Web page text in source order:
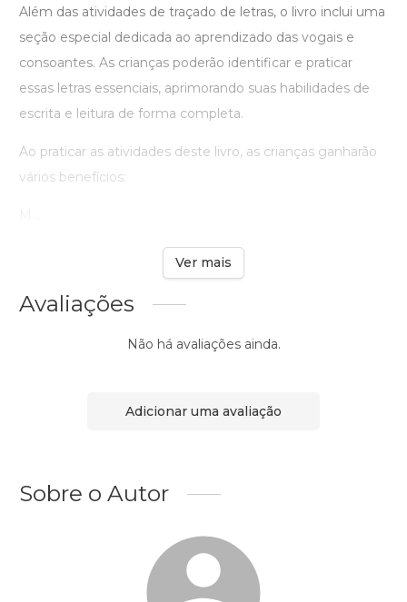
Além das atividades de traçado de letras, o livro inclui uma
seção especial dedicada ao aprendizado das vogais e
consoantes. As crianças poderão identificar e praticar
essas letras essenciais, aprimorando suas habilidades de
escrita e leitura de forma completa.
Ao praticar as atividades deste livro, as crianças ganharão
vários benefícios:
Ver mais
Avaliações
Não há avaliações ainda.
Adicionar uma avaliação
Sobre o Autor